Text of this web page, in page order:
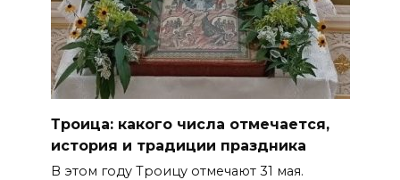
Троица: какого числа отмечается,
история и традиции праздника
В этом году Троицу отмечают 31 мая.